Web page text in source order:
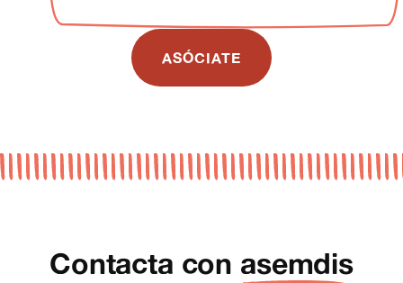
ASÓCIATE
Contacta con asemdis